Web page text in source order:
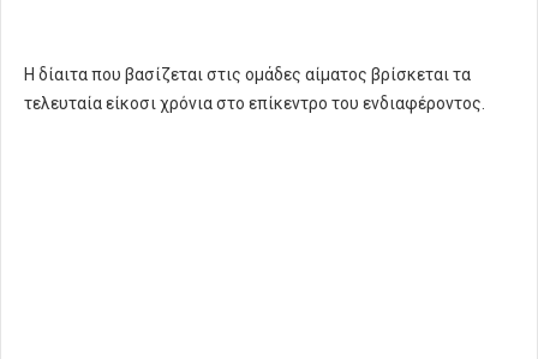
Η δίαιτα που βασίζεται στις ομάδες αίματος βρίσκεται τα
τελευταία είκοσι χρόνια στο επίκεντρο του ενδιαφέροντος.